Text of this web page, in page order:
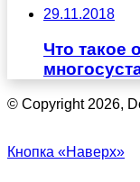
29.11.2018
Что такое
© Copyright 2026,
Кнопка «Наверх»